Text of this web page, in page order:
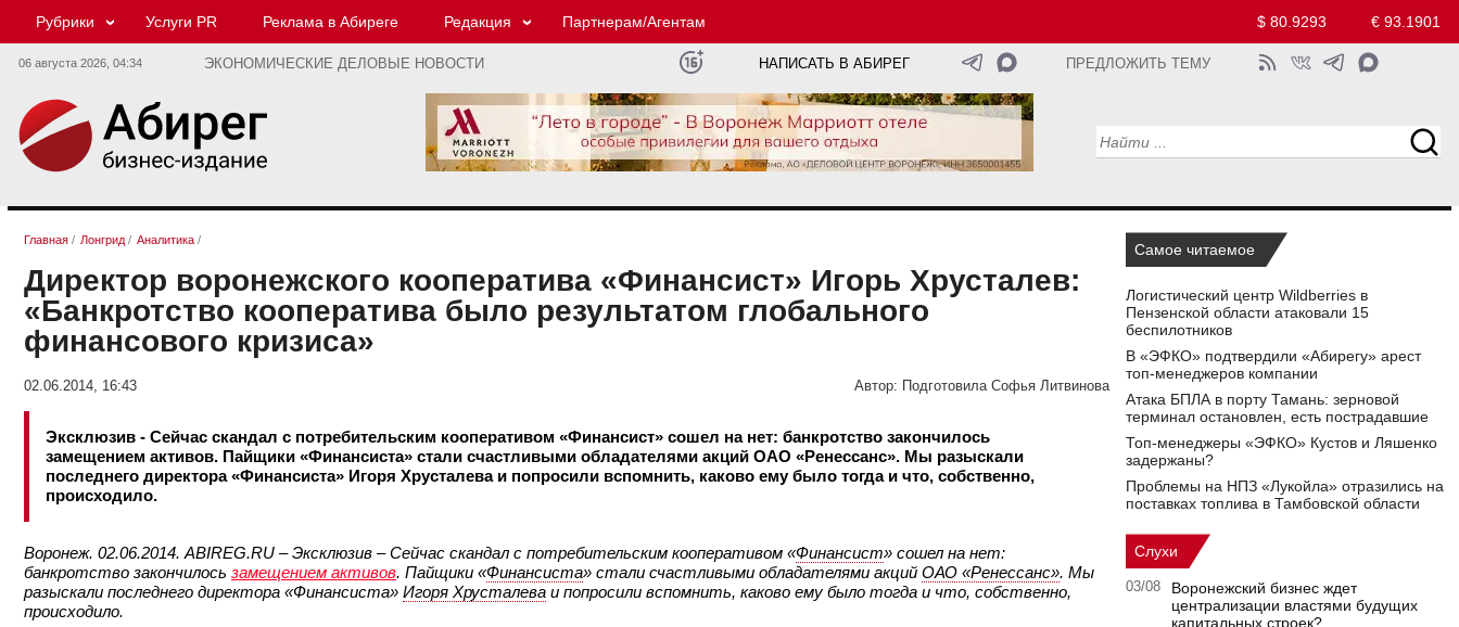
Рубрики Услуги PR Реклама в Абиреге Редакция Партнерам/Агентам $ 80.9293 € 93.1901
06 августа 2026, 04:34 ЭКОНОМИЧЕСКИЕ ДЕЛОВЫЕ НОВОСТИ НАПИСАТЬ В АБИРЕГ ПРЕДЛОЖИТЬ ТЕМУ
Главная / Лонгрид / Аналитика /
Директор воронежского кооператива «Финансист» Игорь Хрусталев:
«Банкротство кооператива было результатом глобального
финансового кризиса»
02.06.2014, 16:43 Автор: Подготовила Софья Литвинова
Эксклюзив - Сейчас скандал с потребительским кооперативом «Финансист» сошел на нет: банкротство закончилось
замещением активов. Пайщики «Финансиста» стали счастливыми обладателями акций ОАО «Ренессанс». Мы разыскали
последнего директора «Финансиста» Игоря Хрусталева и попросили вспомнить, каково ему было тогда и что, собственно,
происходило.
Воронеж. 02.06.2014. ABIREG.RU – Эксклюзив – Сейчас скандал с потребительским кооперативом «Финансист» сошел на нет:
банкротство закончилось замещением активов. Пайщики «Финансиста» стали счастливыми обладателями акций ОАО «Ренессанс». Мы
разыскали последнего директора «Финансиста» Игоря Хрусталева и попросили вспомнить, каково ему было тогда и что, собственно,
происходило.
Самое читаемое
Логистический центр Wildberries в
Пензенской области атаковали 15
беспилотников
В «ЭФКО» подтвердили «Абирегу» арест
топ-менеджеров компании
Атака БПЛА в порту Тамань: зерновой
терминал остановлен, есть пострадавшие
Топ-менеджеры «ЭФКО» Кустов и Ляшенко
задержаны?
Проблемы на НПЗ «Лукойла» отразились на
поставках топлива в Тамбовской области
Слухи
03/08
Воронежский бизнес ждет
централизации властями будущих
капитальных строек?